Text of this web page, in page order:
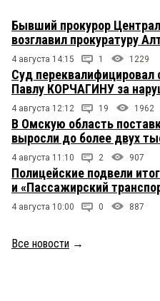
Бывший прокурор
возглавил прокуратуру
4 августа 14:15 1 1229
Суд
Павлу КОРЧАГИНУ за
4 августа 12:12 19 1962
В Омскую область
выросли до более двух
4 августа 11:10 2 907
Полицейские подвели
и «Пассажирский
4 августа 10:00 0 887
Все новости →